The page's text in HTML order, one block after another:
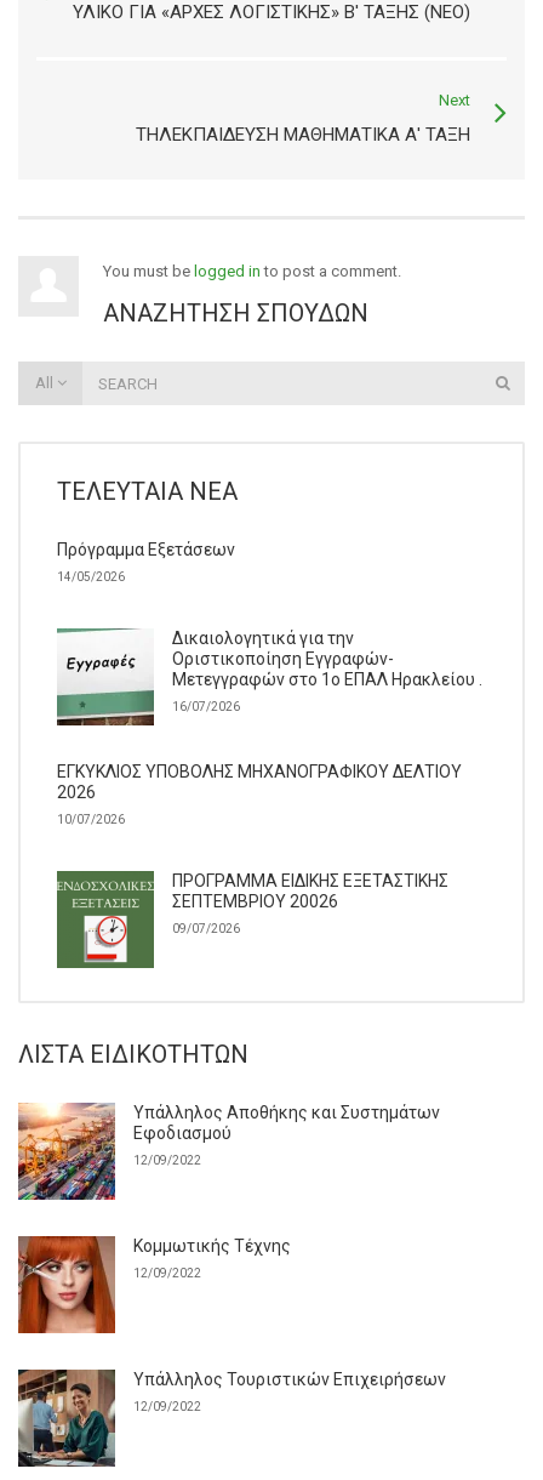
ΥΛΙΚΌ ΓΙΑ «ΑΡΧΈΣ ΛΟΓΙΣΤΙΚΉΣ» Β' ΤΆΞΗΣ (ΝΈΟ)
Next
ΤΗΛΕΚΠΑΊΔΕΥΣΗ ΜΑΘΗΜΑΤΙΚΆ Α' ΤΆΞΗ
You must be logged in to post a comment.
ΑΝΑΖΉΤΗΣΗ ΣΠΟΥΔΏΝ
All
ΤΕΛΕΥΤΑΊΑ ΝΈΑ
Πρόγραμμα Εξετάσεων
14/05/2026
Δικαιολογητικά για την
Οριστικοποίηση Εγγραφών-
Μετεγγραφών στο 1ο ΕΠΑΛ Ηρακλείου .
16/07/2026
ΕΓΚΥΚΛΙΟΣ ΥΠΟΒΟΛΗΣ ΜΗΧΑΝΟΓΡΑΦΙΚΟΥ ΔΕΛΤΙΟΥ
2026
10/07/2026
ΠΡΟΓΡΑΜΜΑ ΕΙΔΙΚΗΣ ΕΞΕΤΑΣΤΙΚΗΣ
ΣΕΠΤΕΜΒΡΙΟΥ 20026
09/07/2026
ΛΊΣΤΑ ΕΙΔΙΚΟΤΉΤΩΝ
Υπάλληλος Αποθήκης και Συστημάτων
Εφοδιασμού
12/09/2022
Κομμωτικής Τέχνης
12/09/2022
Υπάλληλος Τουριστικών Επιχειρήσεων
12/09/2022